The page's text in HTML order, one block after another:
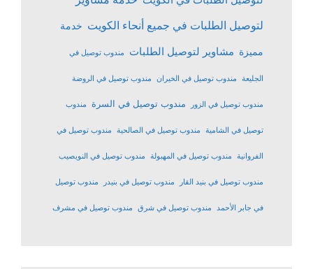
لتوصيل الطلبات في جميع أنحاء الكويت خدمة
مميزة مشاوير لتوصيل الطلبات مندوب توصيل في
الجليعة مندوب توصيل في الخيران مندوب توصيل في الروضة
مندوب توصيل في الزور مندوب توصيل في السرة مندوب
توصيل في الشامية مندوب توصيل في الصالحية مندوب توصيل في
الفروانية مندوب توصيل في المهبولة مندوب توصيل في النويصيب
مندوب توصيل في بنيد القار مندوب توصيل في بنيدر مندوب توصيل
في جابر الأحمد مندوب توصيل في شرق مندوب توصيل في مشرف